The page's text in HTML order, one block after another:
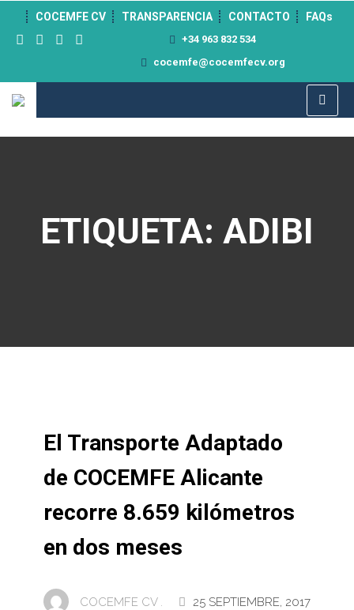
COCEMFE CV TRANSPARENCIA CONTACTO FAQs
+34 963 832 534
cocemfe@cocemfecv.org
ETIQUETA: ADIBI
El Transporte Adaptado
de COCEMFE Alicante
recorre 8.659 kilómetros
en dos meses
COCEMFE CV .
25 SEPTIEMBRE, 2017